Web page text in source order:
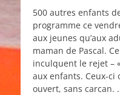
500 autres enfants
programme ce
aux jeunes qu’aux
maman de Pascal.
inculquent le rejet –
aux enfants. Ceux-
ouvert, sans carcan.